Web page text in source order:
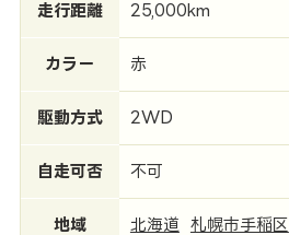
走行距離 25,000km
カラー 赤
駆動方式 2WD
自走可否 不可
地域 北海道 札幌市手稲区